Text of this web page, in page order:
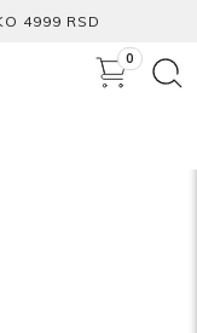
4999 RSD
0